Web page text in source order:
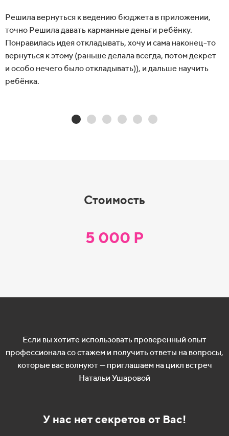
Решила вернуться к ведению бюджета в приложении,
точно Решила давать карманные деньги ребёнку.
Понравилась идея откладывать, хочу и сама наконец-то
вернуться кэтому (раньше делала всегда, потом декрет
и особо нечего было откладывать)), и дальше научить
ребёнка.
Стоимость
5 000 Р
Если вы хотите использовать проверенный опыт
профессионала состажем и получить ответы на вопросы,
которые вас волнуют— приглашаем на цикл встреч
Натальи Ушаровой
У нас нет секретов от Вас!